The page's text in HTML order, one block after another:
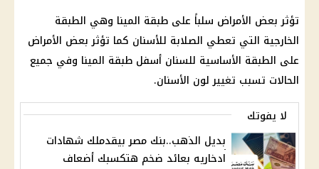
تؤثر بعض الأمراض سلباً على طبقة المينا وهي الطبقة
الخارجية التي تعطي الصلابة للأسنان كما تؤثر بعض الأمراض
على الطبقة الأساسية للسنان أسفل طبقة المينا وفي جميع
الحالات تسبب تغيير لون الأسنان.
لا يفوتك
بديل الذهب..بنك مصر بيقدملك شهادات
ادخاريه بعائد ضخم هتكسبك أضعاف